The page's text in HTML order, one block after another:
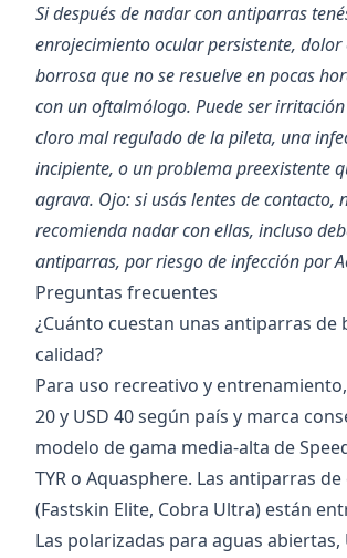
Si después de nadar con antiparras
enrojecimiento ocular persistente, dolor
borrosa que no se resuelve en pocas
con un oftalmólogo. Puede ser
cloro mal regulado de la pileta, una
incipiente, o un problema preexistente
agrava. Ojo: si usás lentes de contacto,
recomienda nadar con ellas, incluso
antiparras, por riesgo de infección por
Preguntas frecuentes
¿Cuánto cuestan unas antiparras de
calidad?
Para uso recreativo y
20 y USD 40 según país y marca
modelo de gama media-alta de
TYR o Aquasphere. Las antiparras
(Fastskin Elite, Cobra Ultra) están
Las polarizadas para aguas abiertas,